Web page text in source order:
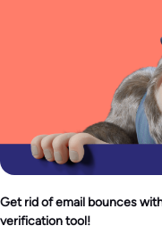
Get rid of email bounces
verification tool!